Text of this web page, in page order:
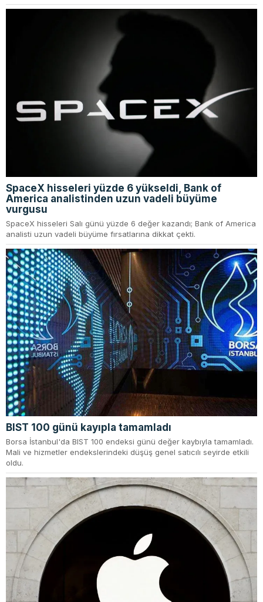
SpaceX hisseleri yüzde 6 yükseldi, Bank of
America analistinden uzun vadeli büyüme
vurgusu
SpaceX hisseleri Salı günü yüzde 6 değer kazandı; Bank of America
analisti uzun vadeli büyüme fırsatlarına dikkat çekti.
BIST 100 günü kayıpla tamamladı
Borsa İstanbul'da BIST 100 endeksi günü değer kaybıyla tamamladı.
Mali ve hizmetler endekslerindeki düşüş genel satıcılı seyirde etkili
oldu.